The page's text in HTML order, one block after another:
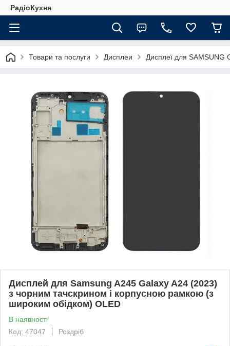
РадіоКухня
Товари та послуги Дисплеи Дисплеї для SAMSUNG
Дисплей для Samsung A245 Galaxy A24 (2023)
з чорним тачскрином і корпусною рамкою (з
широким обідком) OLED
В наявності
Код: 47047
Роздріб